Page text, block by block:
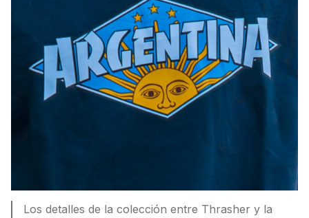
Los detalles de la colección entre Thrasher y la